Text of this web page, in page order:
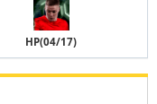
HP(04/17)